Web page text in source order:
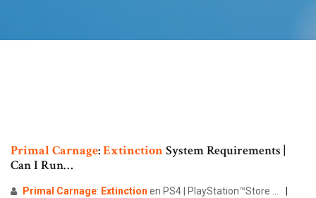
PrimalCarnage:ExtinctionSystem Requirements |
Can I Run…
Primal Carnage: Extinction en PS4 | PlayStation™Store ...